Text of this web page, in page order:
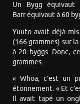
Un Bygg
Barr équivaut à 60
Yuuto avait déjà mis
(166 grammes) sur
à 20 byggs. Donc,
grammes.
« Whoa, c’est un
étonnement. « Et
Il avait tapé un